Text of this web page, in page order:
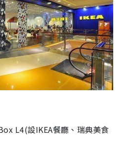
L4(設IKEA餐廳、瑞典美食